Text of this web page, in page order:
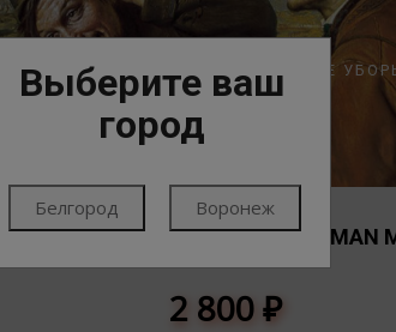
Выберите ваш
город
Белгород Воронеж
ЭКИПИРОВКА ГОЛОВНЫЕ
ПАНАМА WOODMAN
2 800₽